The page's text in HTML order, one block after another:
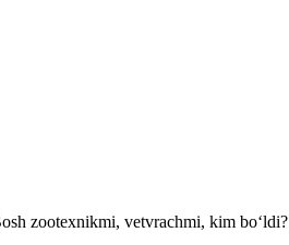
zootexnikmi, vetvrachmi, kim boʻldi?